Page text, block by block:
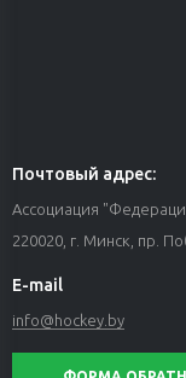
Почтовый адрес:
Ассоциация
220020, г. Минск, пр.
E-mail
info@hockey.by